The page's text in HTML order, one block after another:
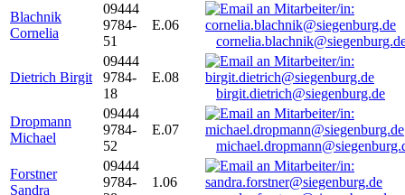
Blachnik
Cornelia
09444
9784-
51
E.06
Dietrich Birgit
09444
9784-
18
E.08
birgit.dietrich@siegenburg.de
Dropmann
Michael
09444
9784-
52
E.07
Forstner
Sandra
09444
9784-
1.06